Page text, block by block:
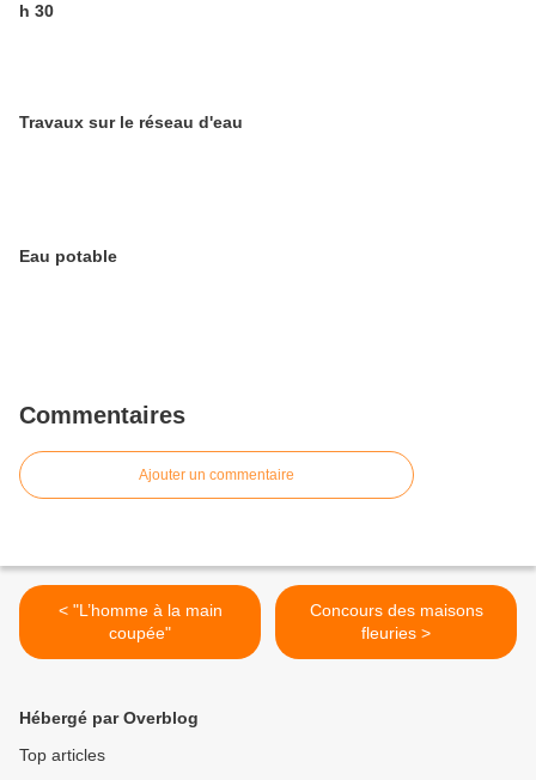
h 30
Travaux sur le réseau d'eau
Eau potable
Commentaires
Ajouter un commentaire
< "L’homme à la main
coupée"
Concours des maisons
fleuries >
Hébergé par Overblog
Top articles